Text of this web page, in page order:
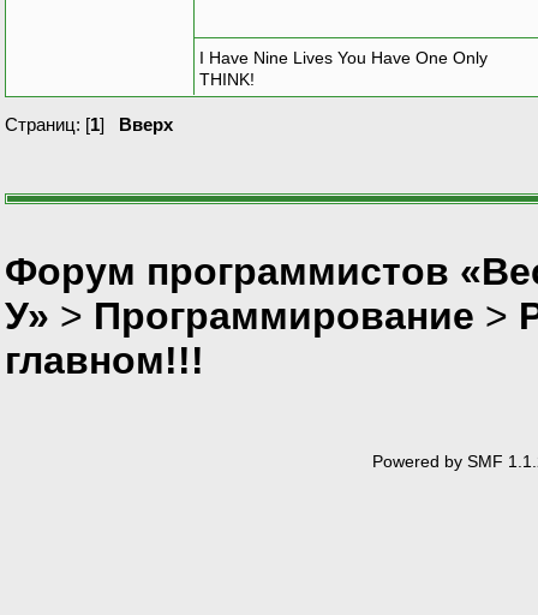
I Have Nine Lives You Have One Only
THINK!
Страниц: [1] Вверх
Форум программистов
У» > Программирование >
главном!!!
Powered by SMF